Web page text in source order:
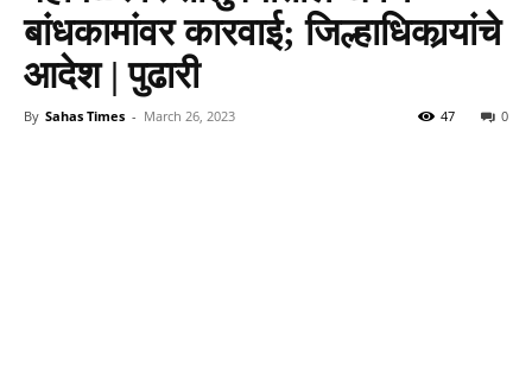
बांधकामांवर कारवाई; जिल्हाधिकार्‍यांचे
आदेश | पुढारी
By Sahas Times - March 26, 2023 0
47